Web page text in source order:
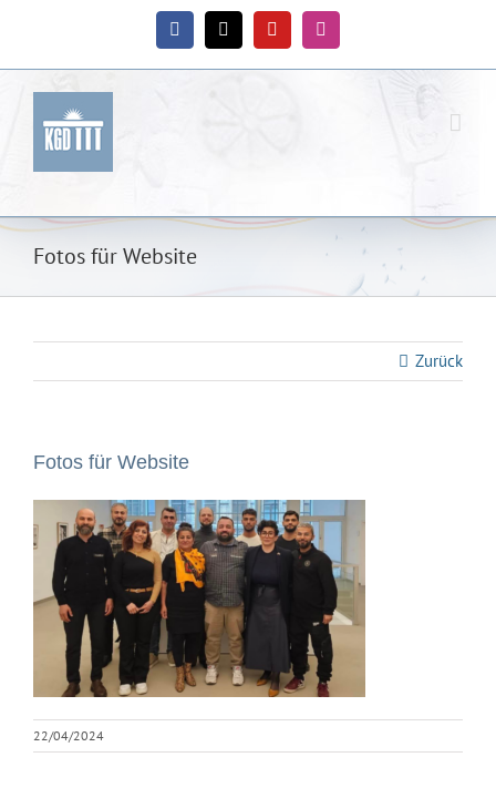
Facebook
X YouTubeInstagram
Fotos für Website
Zurück
Fotos für Website
22/04/2024